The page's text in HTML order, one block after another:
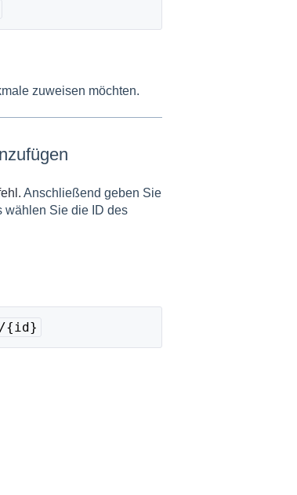
zuweisen möchten.
Anschließend geben Sie
wählen Sie die ID des
{id}